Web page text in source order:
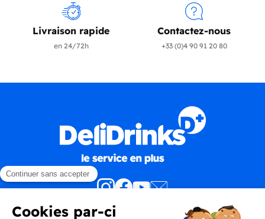
Livraison rapide
en 24/72h
Contactez-nous
+33 (0)4 90 91 20 80